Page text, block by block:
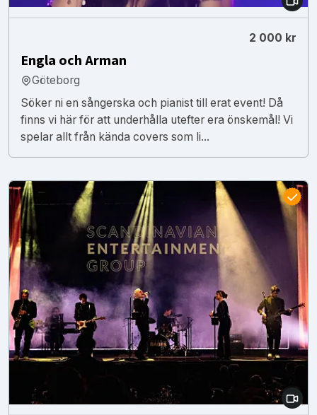
2 000 kr
Engla och Arman
Göteborg
Söker ni en sångerska och pianist till erat event! Då
finns vi här för att underhålla utefter era önskemål! Vi
spelar allt från kända covers som li...